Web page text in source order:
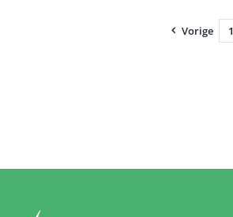
Vorige 1